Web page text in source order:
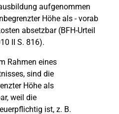
aufgenommen
Höhe als - vorab
absetzbar (BFH-Urteil
II S. 816).
Rahmen eines
sind die
Höhe als
weil die
ist, z. B.